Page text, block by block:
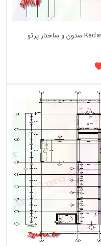
دانلود نقشه کلیسا - معبد - مکان مذهبی Kadavoor ستون و ساختار پرتو